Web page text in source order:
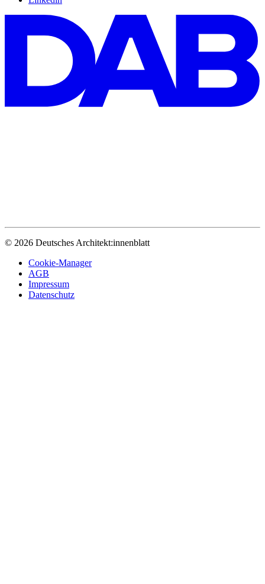
© 2026 Deutsches Architekt:innenblatt
Cookie-Manager
AGB
Impressum
Datenschutz